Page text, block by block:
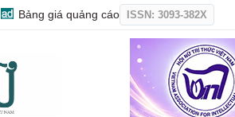
Bảng giá quảng cáo ISSN: 3093-382X